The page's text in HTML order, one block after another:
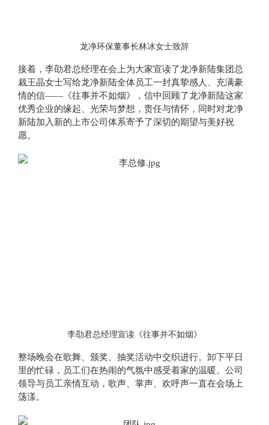
龙净环保董事长林冰女士致辞
接着，李劭君总经理在会上为大家宣读了龙净新陆集团总
裁王晶女士写给龙净新陆全体员工一封真挚感人、充满豪
情的信——《往事并不如烟》，信中回顾了龙净新陆这家
优秀企业的缘起、光荣与梦想，责任与情怀，同时对龙净
新陆加入新的上市公司体系寄予了深切的期望与美好祝
愿。
李劭君总经理宣读《往事并不如烟》
整场晚会在歌舞、颁奖、抽奖活动中交织进行。卸下平日
里的忙碌，员工们在热闹的气氛中感受着家的温暖。公司
领导与员工亲情互动，歌声、掌声、欢呼声一直在会场上
荡漾。